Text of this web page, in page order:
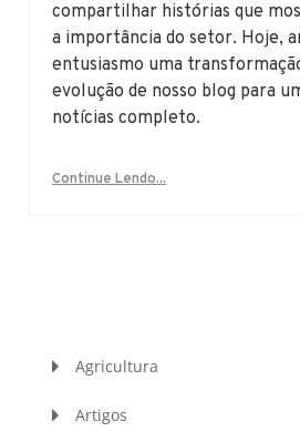
compartilhar histórias que
a importância do setor. Hoje,
entusiasmo uma
evolução de nosso blog para
notícias completo.
Continue Lendo...
Agricultura
Artigos